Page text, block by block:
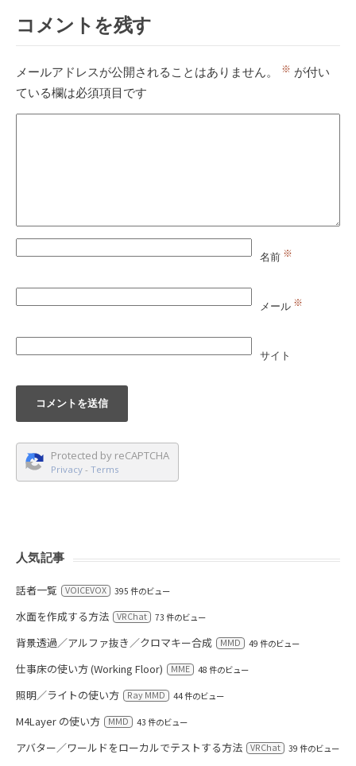
コメントを残す
メールアドレスが公開されることはありません。 ※ が付い
ている欄は必須項目です
名前 ※
メール ※
サイト
Protected by reCAPTCHA
Privacy - Terms
人気記事
話者一覧 VOICEVOX 395 件のビュー
水面を作成する方法 VRChat 73 件のビュー
背景透過／アルファ抜き／クロマキー合成 MMD 49 件のビュー
仕事床の使い方 (Working Floor) MME 48 件のビュー
照明／ライトの使い方 Ray MMD 44 件のビュー
M4Layer の使い方 MMD 43 件のビュー
アバター／ワールドをローカルでテストする方法 VRChat 39 件のビュー